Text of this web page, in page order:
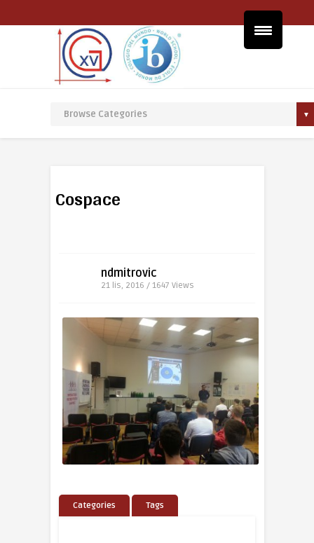
Cospace
ndmitrovic
21 lis, 2016 / 1647 Views
Categories Tags